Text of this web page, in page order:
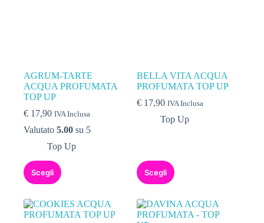
AGRUM-TARTE
ACQUA PROFUMATA
TOP UP
€ 17,90 IVA Inclusa
Valutato 5.00 su 5
Top Up
Scegli
BELLA VITA ACQUA
PROFUMATA TOP UP
€ 17,90 IVA Inclusa
Top Up
Scegli